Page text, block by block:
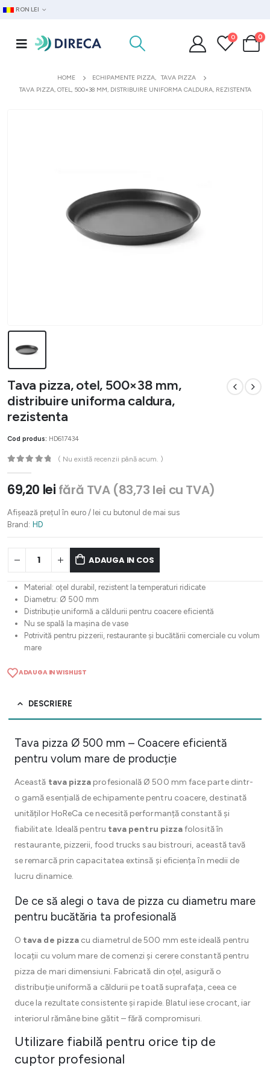
RON LEI
0 0
HOME ECHIPAMENTE PIZZA,
TAVA PIZZA
TAVA PIZZA, OTEL, 500×38 MM, DISTRIBUIRE UNIFORMA CALDURA, REZISTENTA
Tava pizza, otel, 500×38 mm,
distribuire uniforma caldura,
rezistenta
Cod produs: HD617434
( Nu există recenzii până acum. )
69,20 lei fără TVA (83,73 lei cu TVA)
Afișează prețul în euro / lei cu butonul de mai sus
Brand: HD
ADAUGA IN COS
Material: oțel durabil, rezistent la temperaturi ridicate
Diametru: Ø 500 mm
Distribuție uniformă a căldurii pentru coacere eficientă
Nu se spală la mașina de vase
Potrivită pentru pizzerii, restaurante și bucătării comerciale cu volum
mare
ADAUGA IN WISHLIST
DESCRIERE
Tava pizza Ø 500 mm – Coacere eficientă
pentru volum mare de producție
Această tava pizza profesională Ø 500 mm face parte dintr-
o gamă esențială de echipamente pentru coacere, destinată
unităților HoReCa ce necesită performanță constantă și
fiabilitate. Ideală pentru tava pentru pizzafolosită în
restaurante, pizzerii, food trucks sau bistrouri, această tavă
se remarcă prin capacitatea extinsă și eficiența în medii de
lucru dinamice.
De ce să alegi o tava de pizza cu diametru mare
pentru bucătăria ta profesională
O tava de pizza cu diametrul de 500 mm este ideală pentru
locații cu volum mare de comenzi și cerere constantă pentru
pizza de mari dimensiuni. Fabricată din oțel, asigură o
distribuție uniformă a căldurii pe toată suprafața, ceea ce
duce la rezultate consistente și rapide. Blatul iese crocant, iar
interiorul rămâne bine gătit – fără compromisuri.
Utilizare fiabilă pentru orice tip de
cuptor profesional